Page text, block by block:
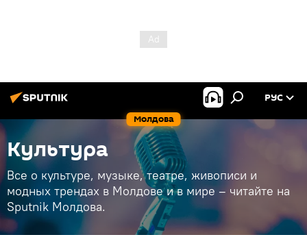
Молдова
РУС
Культура
Все о культуре, музыке, театре, живописи и
модных трендах в Молдове и в мире – читайте на
Sputnik Молдова.